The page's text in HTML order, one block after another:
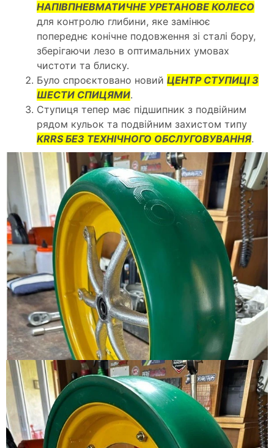
НАПІВПНЕВМАТИЧНЕ УРЕТАНОВЕ КОЛЕСО
для контролю глибини, яке замінює
попереднє конічне подовження зі сталі бору,
зберігаючи лезо в оптимальних умовах
чистоти та блиску.
Було спроєктовано новий ЦЕНТР СТУПИЦІ З
ШЕСТИ СПИЦЯМИ.
Ступиця тепер має підшипник з подвійним
рядом кульок та подвійним захистом типу
KRRS БЕЗ ТЕХНІЧНОГО ОБСЛУГОВУВАННЯ.